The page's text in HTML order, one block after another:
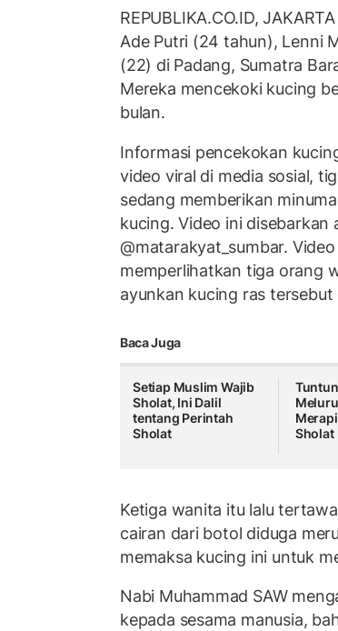
REPUBLIKA.CO.ID,
Ade Putri (24 tahun), Lenni
(22) di Padang, Sumatra
Mereka mencekoki kucing
bulan.
Informasi pencekokan
video viral di media sosial,
sedang memberikan
kucing. Video ini disebarkan
@matarakyat_sumbar.
memperlihatkan tiga orang
ayunkan kucing ras tersebut
Baca Juga
Setiap Muslim Wajib
Sholat, Ini Dalil
tentang Perintah
Sholat
Sholat
Ketiga wanita itu lalu
cairan dari botol diduga
memaksa kucing ini untuk
Nabi Muhammad SAW
kepada sesama manusia,